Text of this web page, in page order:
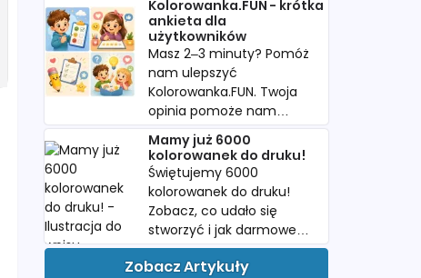
Kolorowanka.FUN - krótka
ankieta dla
użytkowników
Masz 2–3 minuty? Pomóż
nam ulepszyć
Kolorowanka.FUN. Twoja
opinia pomoże nam
tworzyć więcej
kolorowanek, których
naprawdę szukacie.
Mamy już 6000
kolorowanek do druku!
Świętujemy 6000
kolorowanek do druku!
Zobacz, co udało się
stworzyć i jak darmowe
PDF-y pomagają dzieciom
w twórczej zabawie.
Zobacz Artykuły